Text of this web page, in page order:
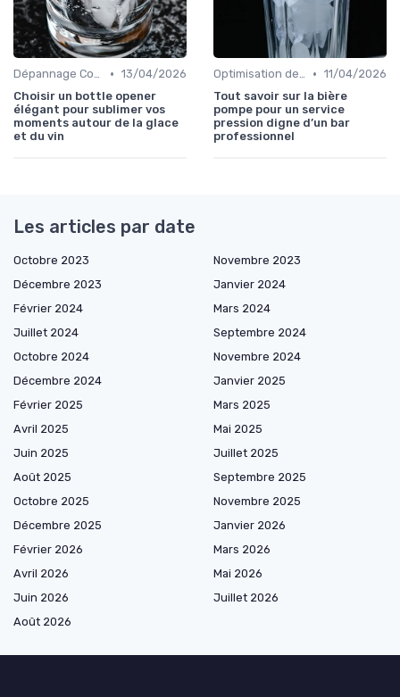
Dépannage Courant • 13/04/2026
Choisir un bottle opener
élégant pour sublimer vos
moments autour de la glace
et du vin
Optimisation de Production • 11/04/2026
Tout savoir sur la bière
pompe pour un service
pression digne d’un bar
professionnel
Les articles par date
Octobre 2023
Novembre 2023
Décembre 2023
Janvier 2024
Février 2024
Mars 2024
Juillet 2024
Septembre 2024
Octobre 2024
Novembre 2024
Décembre 2024
Janvier 2025
Février 2025
Mars 2025
Avril 2025
Mai 2025
Juin 2025
Juillet 2025
Août 2025
Septembre 2025
Octobre 2025
Novembre 2025
Décembre 2025
Janvier 2026
Février 2026
Mars 2026
Avril 2026
Mai 2026
Juin 2026
Juillet 2026
Août 2026